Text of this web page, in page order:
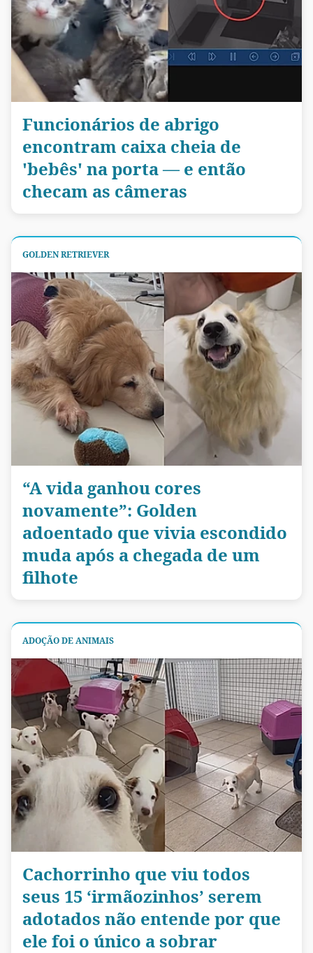
Funcionários de abrigo
encontram caixa cheia de
'bebês' na porta — e então
checam as câmeras
GOLDEN RETRIEVER
“A vida ganhou cores
novamente”: Golden
adoentado que vivia escondido
muda após a chegada de um
filhote
ADOÇÃO DE ANIMAIS
Cachorrinho que viu todos
seus 15 ‘irmãozinhos’ serem
adotados não entende por que
ele foi o único a sobrar